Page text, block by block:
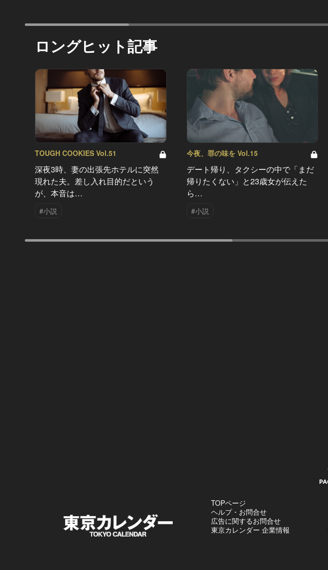
ロングヒット記事
TOUGH COOKIES Vol.51
深夜3時、妻の出張先ホテルに突然
現れた夫。差し入れ目的だという
が、本音は…
#小説
今夜、罪の味を Vol.15
デート帰り、タクシーの中で「まだ
帰りたくない」と23歳女が伝えた
ら…
#小説
TOPページ
ヘルプ・お問合せ
広告に関するお問合せ
東京カレンダー 企業情報